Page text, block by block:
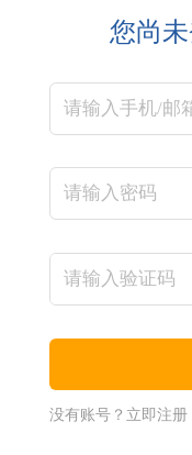
您尚
没有账号？立即注册